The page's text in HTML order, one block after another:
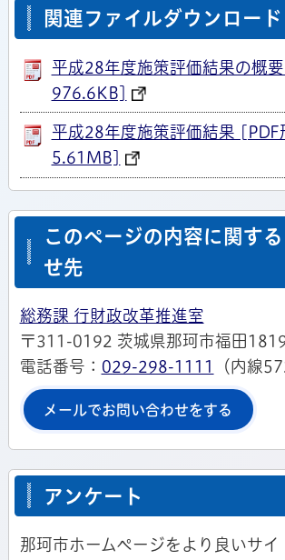
関連ファイルダウンロード
平成28年度施策評価結果の概
976.6KB]
平成28年度施策評価結果 [PDF
5.61MB]
このページの内容に関す
せ先
総務課 行財政改革推進室
〒311-0192 茨城県那珂市福田
電話番号： 029-298-1111 （内線
メールでお問い合わせをする
アンケート
那珂市ホームページをより良いサイ